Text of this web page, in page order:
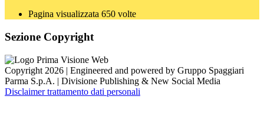
Pagina visualizzata 650 volte
Sezione Copyright
Copyright 2026 | Engineered and powered by Gruppo Spaggiari
Parma S.p.A. | Divisione Publishing & New Social Media
Disclaimer trattamento dati personali